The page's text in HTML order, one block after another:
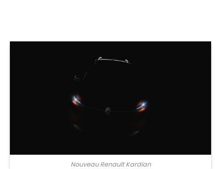
Nouveau Renault Kardian